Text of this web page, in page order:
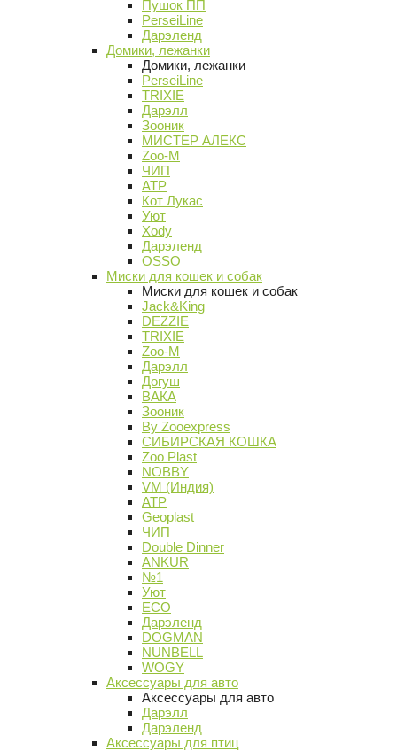
Пушок ПП
PerseiLine
Дарэленд
Домики, лежанки
Домики, лежанки
PerseiLine
TRIXIE
Дарэлл
Зооник
МИСТЕР АЛЕКС
Zoo-M
ЧИП
АТР
Кот Лукас
Уют
Xody
Дарэленд
OSSO
Миски для кошек и собак
Миски для кошек и собак
Jack&King
DEZZIE
TRIXIE
Zoo-M
Дарэлл
Догуш
ВАКА
Зооник
By Zooexpress
СИБИРСКАЯ КОШКА
Zoo Plast
NOBBY
VM (Индия)
АТР
Geoplast
ЧИП
Double Dinner
ANKUR
№1
Уют
ECO
Дарэленд
DOGMAN
NUNBELL
WOGY
Аксессуары для авто
Аксессуары для авто
Дарэлл
Дарэленд
Аксессуары для птиц